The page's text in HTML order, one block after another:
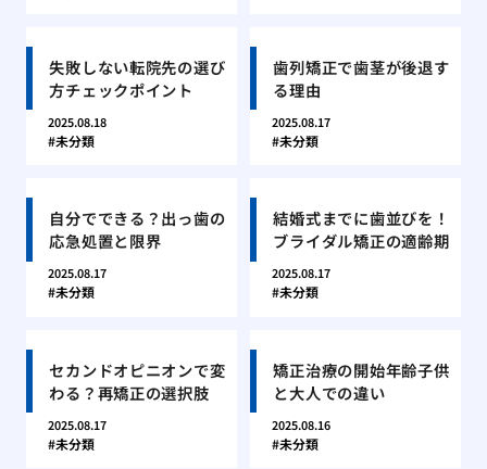
失敗しない転院先の選び
方チェックポイント
2025.08.18
未分類
歯列矯正で歯茎が後退す
る理由
2025.08.17
未分類
自分でできる？出っ歯の
応急処置と限界
2025.08.17
未分類
結婚式までに歯並びを！
ブライダル矯正の適齢期
2025.08.17
未分類
セカンドオピニオンで変
わる？再矯正の選択肢
2025.08.17
未分類
矯正治療の開始年齢子供
と大人での違い
2025.08.16
未分類